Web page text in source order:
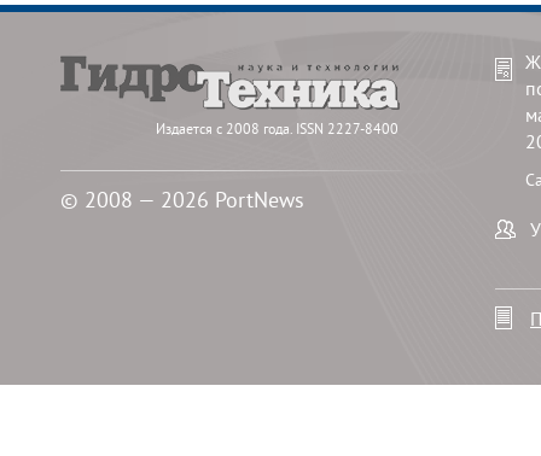
Издается с 2008 года. ISSN 2227-8400
© 2008 — 2026 PortNews